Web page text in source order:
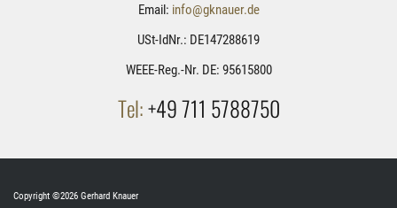
Email: info@gknauer.de
USt-IdNr.: DE147288619
WEEE-Reg.-Nr. DE: 95615800
Tel:+49 711 5788750
Copyright ©2026 Gerhard Knauer